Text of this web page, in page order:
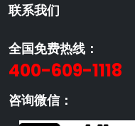
联系我们
全国免费热线：
400-609-1118
咨询微信：